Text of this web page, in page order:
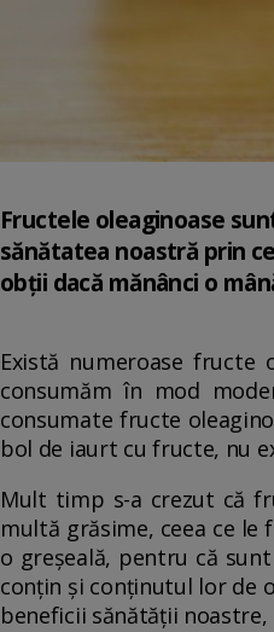
Fructele oleaginoase
sănătatea noastră prin
obții dacă mănânci o
Există numeroase
consumăm în mod
consumate fructe
bol de iaurt cu fructe, nu
Mult timp s-a crezut că
multă grăsime, ceea ce le
o greșeală, pentru că
conțin și conținutul lor de
beneficii sănătății